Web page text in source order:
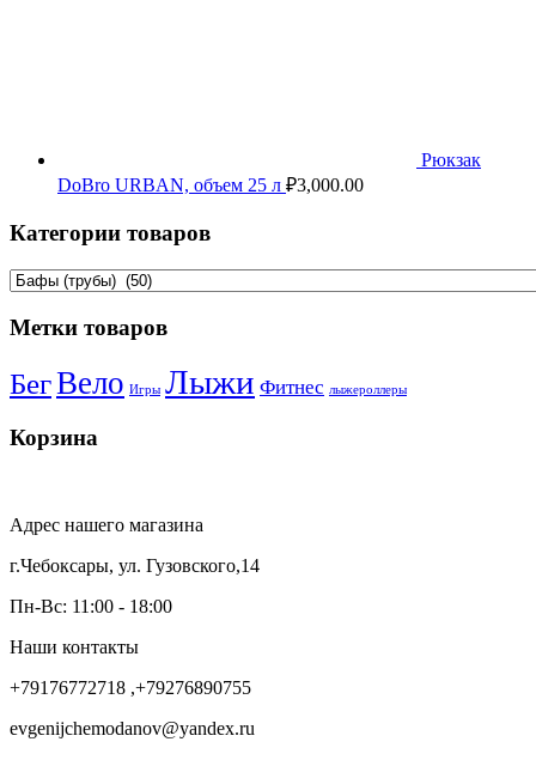
Рюкзак
DoBro URBAN, объем 25 л ₽3,000.00
Категории товаров
Метки товаров
БегВело Игры Лыжи Фитнес лыжероллеры
Корзина
Адрес нашего магазина
г.Чебоксары, ул. Гузовского,14
Пн-Вс: 11:00 - 18:00
Наши контакты
+79176772718 ,+79276890755
evgenijchemodanov@yandex.ru